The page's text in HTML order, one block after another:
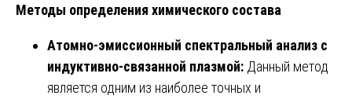
Методы определения химического состава
Атомно-эмиссионный спектральный анализ с
индуктивно-связанной плазмой: Данный метод
является одним из наиболее точных и